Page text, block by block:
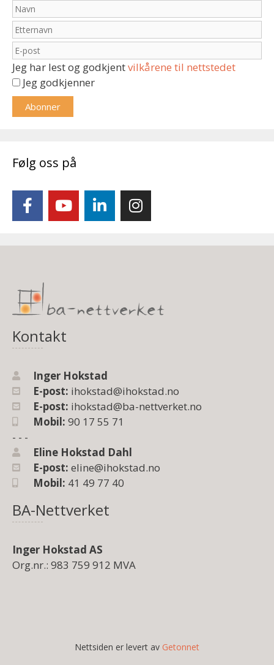
Jeg har lest og godkjentvilkårene til nettstedet
Jeg godkjenner
Følg oss på
Kontakt
Inger Hokstad
E-post: ihokstad@ihokstad.no
E-post: ihokstad@ba-nettverket.no
Mobil: 90 17 55 71
- - -
Eline Hokstad Dahl
E-post: eline@ihokstad.no
Mobil: 41 49 77 40
BA-Nettverket
Inger Hokstad AS
Org.nr.: 983 759 912 MVA
Nettsiden er levert av Getonnet